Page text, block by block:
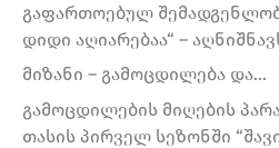
გაფართოებულ
დიდი აღიარებაა“ –
მიზანი – გამოცდილება და…
გამოცდილების მიღების
თასის პირველ სეზონში